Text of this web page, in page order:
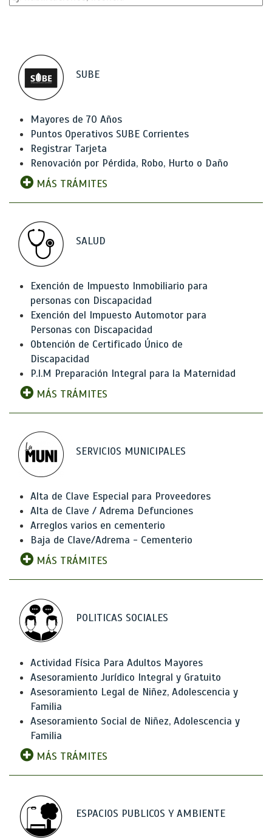
SUBE
Mayores de 70 Años
Puntos Operativos SUBE Corrientes
Registrar Tarjeta
Renovación por Pérdida, Robo, Hurto o Daño
MÁS TRÁMITES
SALUD
Exención de Impuesto Inmobiliario para
personas con Discapacidad
Exención del Impuesto Automotor para
Personas con Discapacidad
Obtención de Certificado Único de
Discapacidad
P.I.M Preparación Integral para la Maternidad
MÁS TRÁMITES
SERVICIOS MUNICIPALES
Alta de Clave Especial para Proveedores
Alta de Clave / Adrema Defunciones
Arreglos varios en cementerio
Baja de Clave/Adrema - Cementerio
MÁS TRÁMITES
POLITICAS SOCIALES
Actividad Física Para Adultos Mayores
Asesoramiento Jurídico Integral y Gratuito
Asesoramiento Legal de Niñez, Adolescencia y
Familia
Asesoramiento Social de Niñez, Adolescencia y
Familia
MÁS TRÁMITES
ESPACIOS PUBLICOS Y AMBIENTE